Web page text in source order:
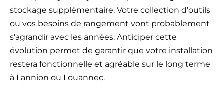
stockage supplémentaire. Votre collection d’outils
ou vos besoins de rangement vont probablement
s’agrandir avec les années. Anticiper cette
évolution permet de garantir que votre installation
restera fonctionnelle et agréable sur le long terme
à Lannion ou Louannec.